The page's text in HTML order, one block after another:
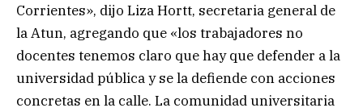
Corrientes», dijo Liza Hortt, secretaria general de
la Atun, agregando que «los trabajadores no
docentes tenemos claro que hay que defender a la
universidad pública y se la defiende con acciones
concretas en la calle. La comunidad universitaria